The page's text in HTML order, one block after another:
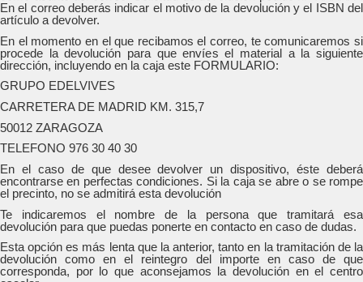
En el correo deberás indicar el motivo de la devolución y el ISBN del
artículo a devolver.
En el momento en el que recibamos el correo, te comunicaremos si
procede la devolución para que envíes el material a la siguiente
dirección, incluyendo en la caja este FORMULARIO:
GRUPO EDELVIVES
CARRETERA DE MADRID KM. 315,7
50012 ZARAGOZA
TELEFONO 976 30 40 30
En el caso de que desee devolver un dispositivo, éste deberá
encontrarse en perfectas condiciones. Si la caja se abre o se rompe
el precinto, no se admitirá esta devolución
Te indicaremos el nombre de la persona que tramitará esa
devolución para que puedas ponerte en contacto en caso de dudas.
Esta opción es más lenta que la anterior, tanto en la tramitación de la
devolución como en el reintegro del importe en caso de que
corresponda, por lo que aconsejamos la devolución en el centro